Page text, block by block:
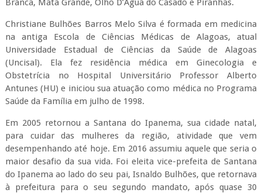
Branca, Mata Grande, Olho D’Água do Casado e Piranhas.
Christiane Bulhões Barros Melo Silva é formada em medicina
na antiga Escola de Ciências Médicas de Alagoas, atual
Universidade Estadual de Ciências da Saúde de Alagoas
(Uncisal). Ela fez residência médica em Ginecologia e
Obstetrícia no Hospital Universitário Professor Alberto
Antunes (HU) e iniciou sua atuação como médica no Programa
Saúde da Família em julho de 1998.
Em 2005 retornou a Santana do Ipanema, sua cidade natal,
para cuidar das mulheres da região, atividade que vem
desempenhando até hoje. Em 2016 assumiu aquele que seria o
maior desafio da sua vida. Foi eleita vice-prefeita de Santana
do Ipanema ao lado do seu pai, Isnaldo Bulhões, que retornava
à prefeitura para o seu segundo mandato, após quase 30